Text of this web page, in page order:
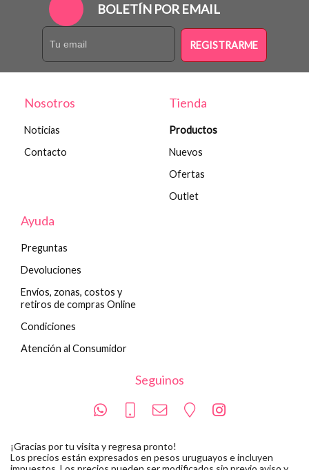
BOLETÍN POR EMAIL
REGISTRARME
Nosotros
Noticias
Contacto
Tienda
Productos
Nuevos
Ofertas
Outlet
Ayuda
Preguntas
Devoluciones
Envíos, zonas, costos y
retiros de compras Online
Condiciones
Atención al Consumidor
Seguinos
¡Gracias por tu visita y regresa pronto!
Los precios están expresados en pesos uruguayos e incluyen